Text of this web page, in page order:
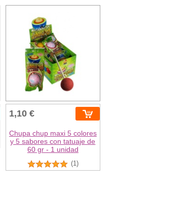
1,10 €
Chupa chup maxi 5 colores
y 5 sabores con tatuaje de
60 gr - 1 unidad
(1)